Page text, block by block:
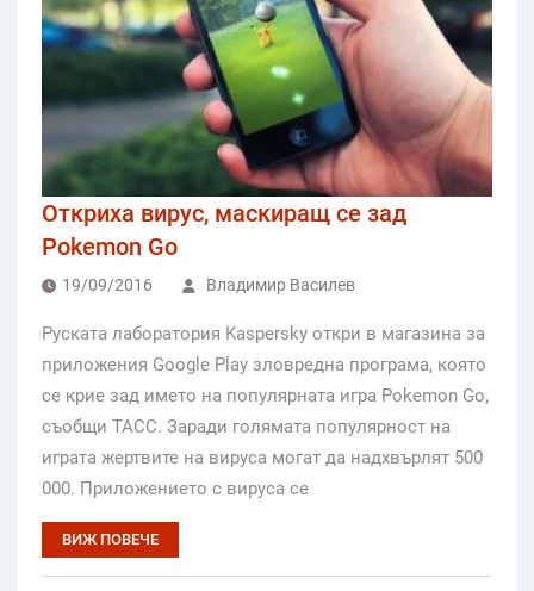
Oткриха вирус, маскиращ се зад
Pokemon Go
19/09/2016 Владимир Василев
Руската лаборатория Kaspersky откри в магазина за
приложения Google Play зловредна програма, която
се крие зад името на популярната игра Pokemon Go,
съобщи ТАСС. Заради голямата популярност на
играта жертвите на вируса могат да надхвърлят 500
000. Приложението с вируса се
ВИЖ ПОВЕЧЕ